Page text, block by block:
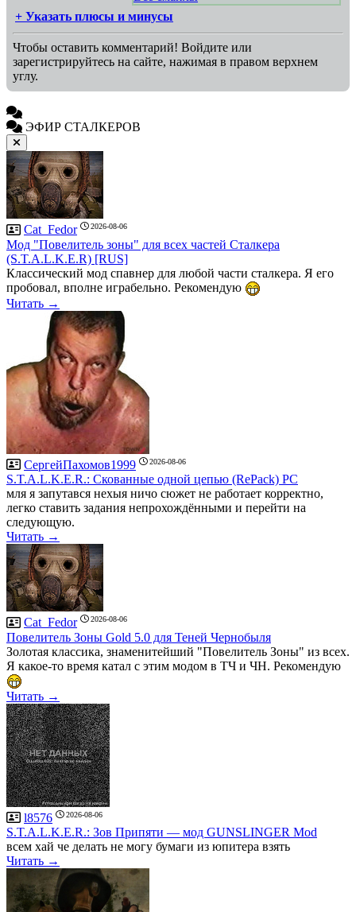
+ Указать плюсы и минусы
Чтобы оставить комментарий! Войдите или
зарегистрируйтесь на сайте, нажимая в правом верхнем
углу.
ЭФИР СТАЛКЕРОВ
Cat_Fedor 2026-08-06
Мод "Повелитель зоны" для всех частей Сталкера
(S.T.A.L.K.E.R) [RUS]
Классический мод спавнер для любой части сталкера. Я его
пробовал, вполне играбельно. Рекомендую
Читать →
СергейПахомов1999 2026-08-06
S.T.A.L.K.E.R.: Скованные одной цепью (RePack) PC
мля я запутався нехыя ничо сюжет не работает корректно,
легко ставить задания непрохождёнными и перейти на
следующую.
Читать →
Cat_Fedor 2026-08-06
Повелитель Зоны Gold 5.0 для Теней Чернобыля
Золотая классика, знаменитейший "Повелитель Зоны" из всех.
Я какое-то время катал с этим модом в ТЧ и ЧН. Рекомендую
Читать →
l8576 2026-08-06
S.T.A.L.K.E.R.: Зов Припяти — мод GUNSLINGER Mod
всем хай че делать не могу бумаги из юпитера взять
Читать →